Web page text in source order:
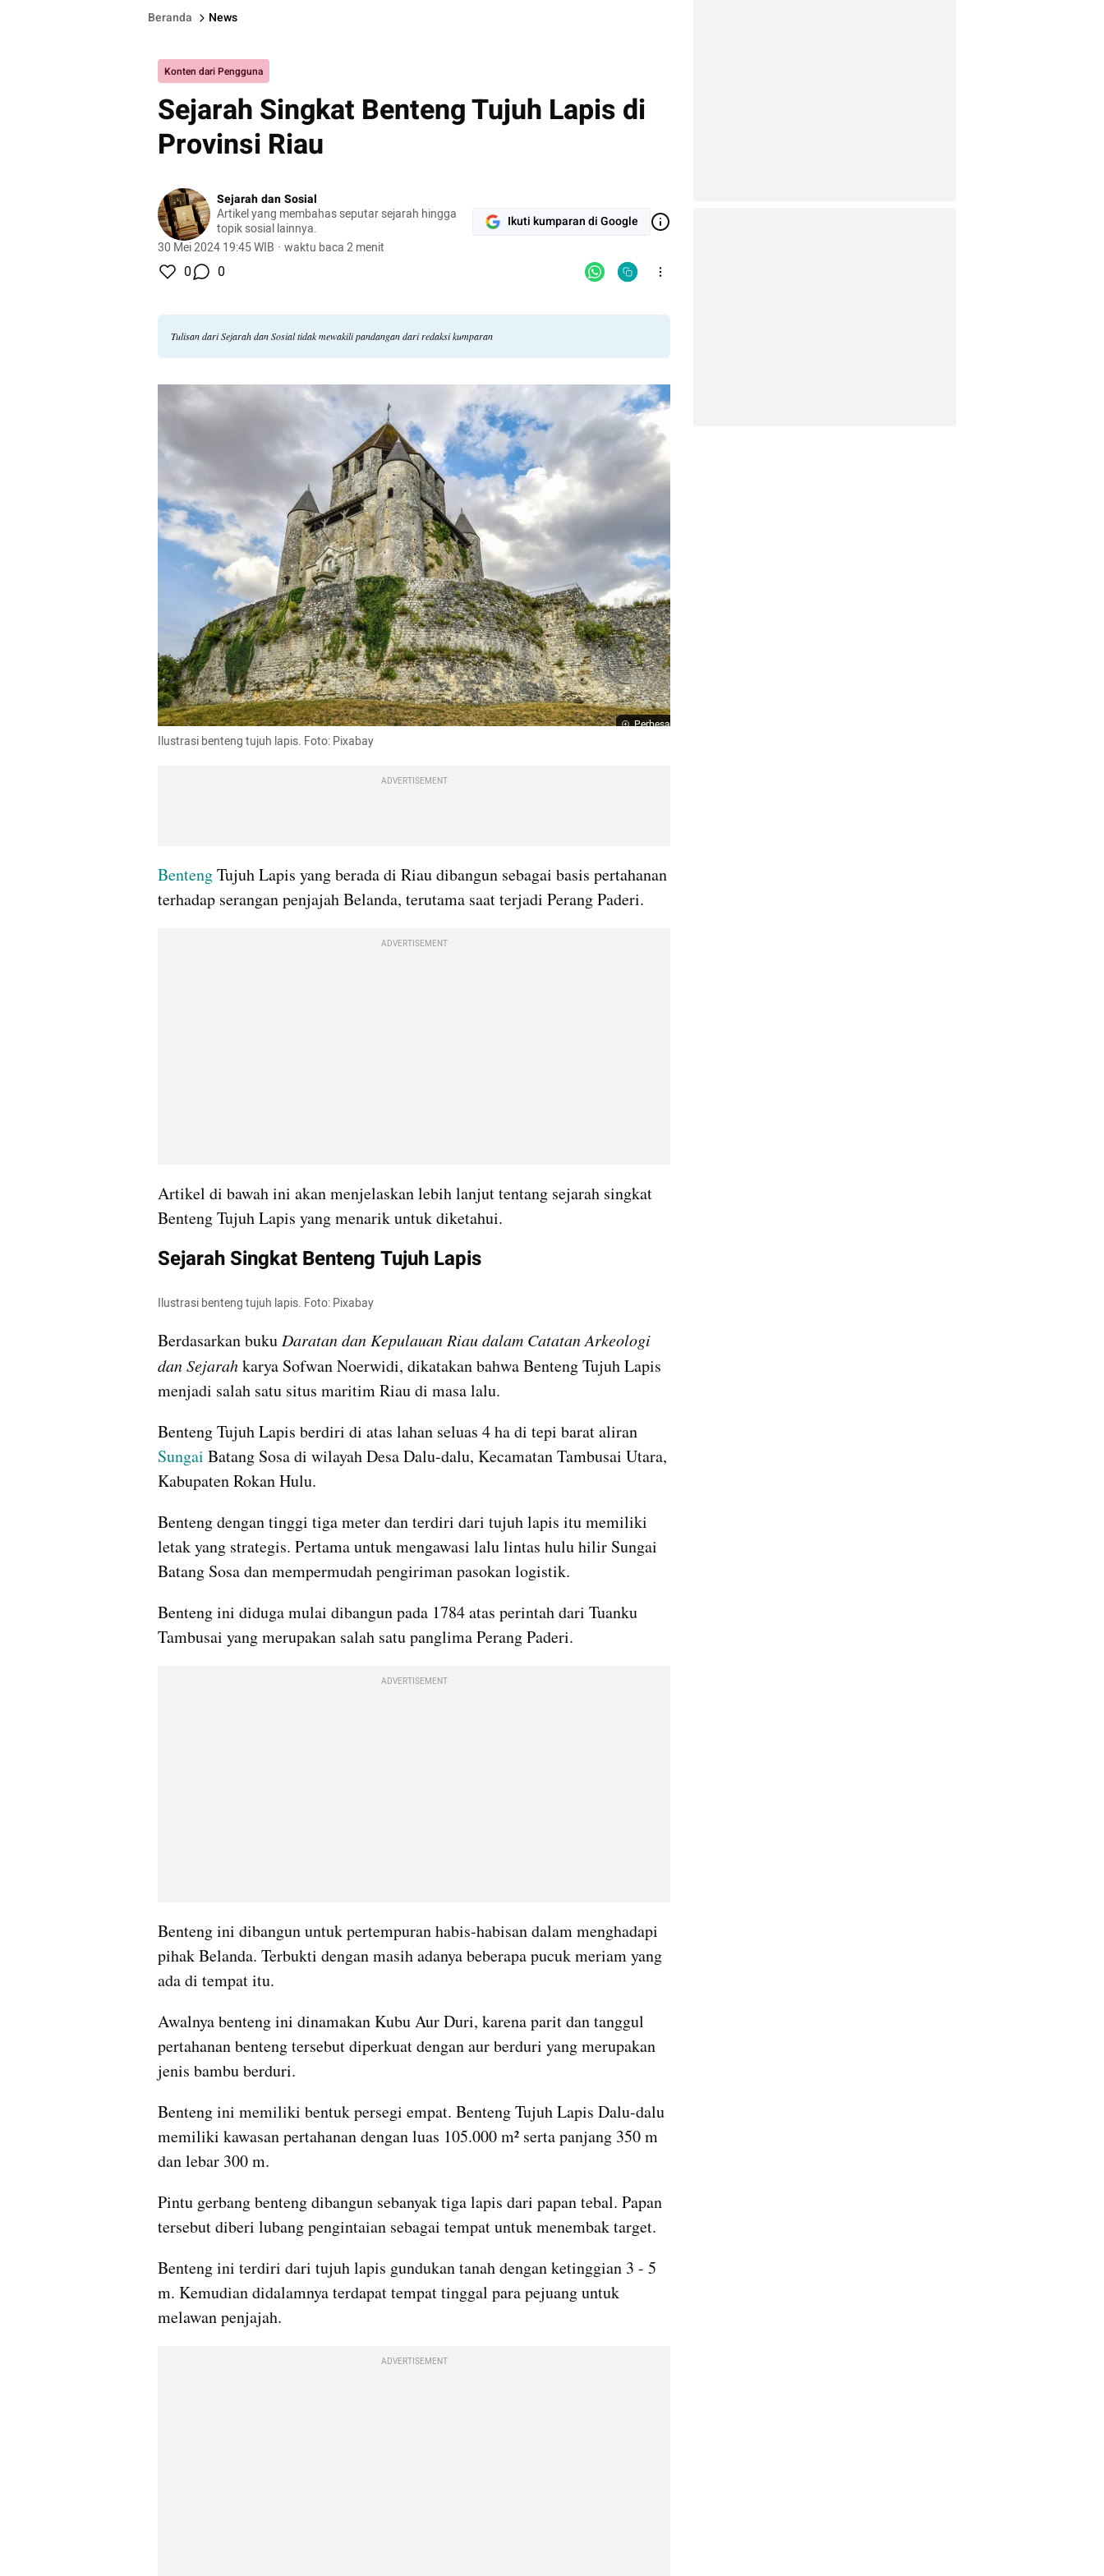
Beranda News
Konten dari Pengguna
Sejarah Singkat Benteng Tujuh Lapis di
Provinsi Riau
Sejarah dan Sosial
Artikel yang membahas seputar sejarah hingga
topik sosial lainnya.
30 Mei 2024 19:45 WIB · waktu baca 2 menit
Ikuti kumparan di Google
0 0
Tulisan dari Sejarah dan Sosial tidak mewakili pandangan dari redaksi kumparan
Perbesar
Ilustrasi benteng tujuh lapis. Foto: Pixabay
ADVERTISEMENT
Benteng Tujuh Lapis yang berada di Riau dibangun sebagai basis pertahanan
terhadap serangan penjajah Belanda, terutama saat terjadi Perang Paderi.
ADVERTISEMENT
Artikel di bawah ini akan menjelaskan lebih lanjut tentang sejarah singkat
Benteng Tujuh Lapis yang menarik untuk diketahui.
Sejarah Singkat Benteng Tujuh Lapis
Ilustrasi benteng tujuh lapis. Foto: Pixabay
Berdasarkan buku Daratan dan Kepulauan Riau dalam Catatan Arkeologi
dan Sejarah karya Sofwan Noerwidi, dikatakan bahwa Benteng Tujuh Lapis
menjadi salah satu situs maritim Riau di masa lalu.
Sungai Batang Sosa di wilayah Desa Dalu-dalu, Kecamatan Tambusai Utara,
Kabupaten Rokan Hulu.
Benteng dengan tinggi tiga meter dan terdiri dari tujuh lapis itu memiliki
letak yang strategis. Pertama untuk mengawasi lalu lintas hulu hilir Sungai
Batang Sosa dan mempermudah pengiriman pasokan logistik.
Benteng ini diduga mulai dibangun pada 1784 atas perintah dari Tuanku
Tambusai yang merupakan salah satu panglima Perang Paderi.
ADVERTISEMENT
Benteng ini dibangun untuk pertempuran habis-habisan dalam menghadapi
pihak Belanda. Terbukti dengan masih adanya beberapa pucuk meriam yang
ada di tempat itu.
Awalnya benteng ini dinamakan Kubu Aur Duri, karena parit dan tanggul
pertahanan benteng tersebut diperkuat dengan aur berduri yang merupakan
jenis bambu berduri.
Benteng ini memiliki bentuk persegi empat. Benteng Tujuh Lapis Dalu-dalu
memiliki kawasan pertahanan dengan luas 105.000 m² serta panjang 350 m
dan lebar 300 m.
Pintu gerbang benteng dibangun sebanyak tiga lapis dari papan tebal. Papan
tersebut diberi lubang pengintaian sebagai tempat untuk menembak target.
Benteng ini terdiri dari tujuh lapis gundukan tanah dengan ketinggian 3 - 5
m. Kemudian didalamnya terdapat tempat tinggal para pejuang untuk
melawan penjajah.
ADVERTISEMENT